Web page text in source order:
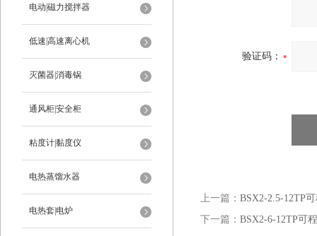
电动|磁力搅拌器
低速|高速离心机
灭菌器|消毒锅
通风柜|安全柜
粘度计|黏度仪
电热蒸馏水器
电热套|电炉
验证码：
上一篇： BSX2-2.5-12TP
下一篇： BSX2-6-12TP可